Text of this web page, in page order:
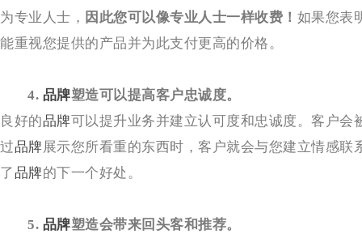
为专业人士， 因此您可以像专业人士一样收费！ 如果您表
能重视您提供的产品并为此支付更高的价格。
4. 品牌塑造可以提高客户忠诚度。
良好的品牌可以提升业务并建立认可度和忠诚度。客户会
过品牌展示您所看重的东西时，客户就会与您建立情感联
了品牌的下一个好处。
5. 品牌塑造会带来回头客和推荐。